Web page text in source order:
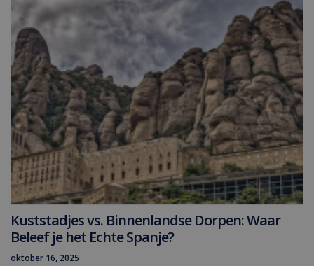
Kuststadjes vs. Binnenlandse Dorpen: Waar
Beleef je het Echte Spanje?
oktober 16, 2025